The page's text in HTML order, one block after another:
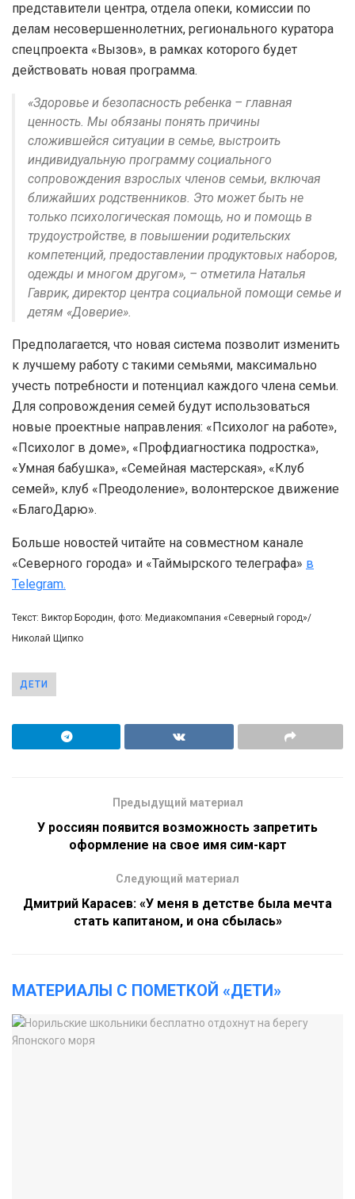
представители центра, отдела опеки, комиссии по
делам несовершеннолетних, регионального куратора
спецпроекта «Вызов», в рамках которого будет
действовать новая программа.
«Здоровье и безопасность ребенка – главная
ценность. Мы обязаны понять причины
сложившейся ситуации в семье, выстроить
индивидуальную программу социального
сопровождения взрослых членов семьи, включая
ближайших родственников. Это может быть не
только психологическая помощь, но и помощь в
трудоустройстве, в повышении родительских
компетенций, предоставлении продуктовых наборов,
одежды и многом другом», – отметила Наталья
Гаврик, директор центра социальной помощи семье и
детям «Доверие».
Предполагается, что новая система позволит изменить
к лучшему работу с такими семьями, максимально
учесть потребности и потенциал каждого члена семьи.
Для сопровождения семей будут использоваться
новые проектные направления: «Психолог на работе»,
«Психолог в доме», «Профдиагностика подростка»,
«Умная бабушка», «Семейная мастерская», «Клуб
семей», клуб «Преодоление», волонтерское движение
«БлагоДарю».
Больше новостей читайте на совместном канале
«Северного города» и «Таймырского телеграфа» в
Telegram.
Текст: Виктор Бородин, фото: Медиакомпания «Северный город»/
Николай Щипко
ДЕТИ
Предыдущий материал
У россиян появится возможность запретить
оформление на свое имя сим-карт
Следующий материал
Дмитрий Карасев: «У меня в детстве была мечта
стать капитаном, и она сбылась»
МАТЕРИАЛЫ С ПОМЕТКОЙ «ДЕТИ»